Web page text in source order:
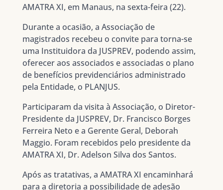
AMATRA XI, em Manaus, na sexta-feira (22).
Durante a ocasião, a Associação de
magistrados recebeu o convite para torna-se
uma Instituidora da JUSPREV, podendo assim,
oferecer aos associados e associadas o plano
de benefícios previdenciários administrado
pela Entidade, o PLANJUS.
Participaram da visita à Associação, o Diretor-
Presidente da JUSPREV, Dr. Francisco Borges
Ferreira Neto e a Gerente Geral, Deborah
Maggio. Foram recebidos pelo presidente da
AMATRA XI, Dr. Adelson Silva dos Santos.
Após as tratativas, a AMATRA XI encaminhará
para a diretoria a possibilidade de adesão